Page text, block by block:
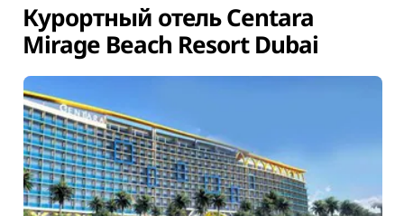
Курортный отель Centara
Mirage Beach Resort Dubai